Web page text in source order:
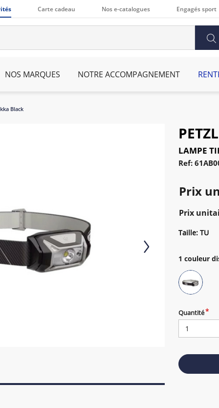
Carte cadeau Nos e-catalogues Engagés sport
NOS MARQUES NOTRE ACCOMPAGNEMENT
Black
PETZL
LAMPE
Ref:
Prix
Prix
Taille: TU
1 couleur
Quantité